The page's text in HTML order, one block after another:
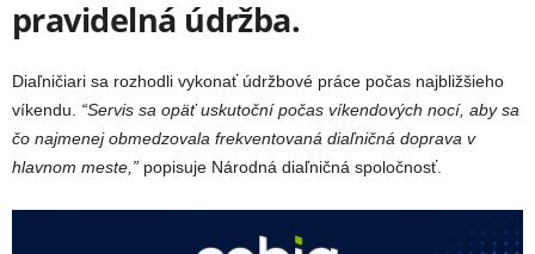
pravidelná údržba.
Diaľničiari sa rozhodli vykonať údržbové práce počas najbližšieho
víkendu. “Servis sa opäť uskutoční počas víkendových nocí, aby sa
čo najmenej obmedzovala frekventovaná diaľničná doprava v
hlavnom meste,” popisuje Národná diaľničná spoločnosť.